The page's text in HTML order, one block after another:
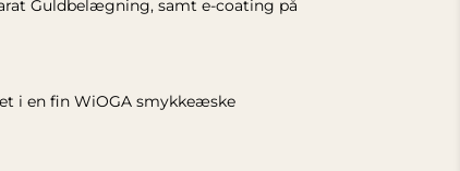
Guldbelægning, samt e-coating på
i en fin WiOGA smykkeæske